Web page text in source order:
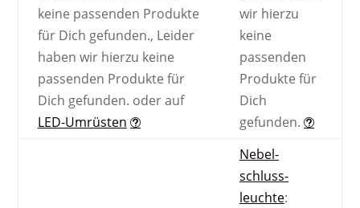
keine passenden Produkte
für Dich gefunden., Leider
haben wir hierzu keine
passenden Produkte für
Dich gefunden. oder auf
LED-Umrüsten
wir hierzu
keine
passenden
Produkte für
Dich
gefunden.
Nebel­
schluss­
leuchte: